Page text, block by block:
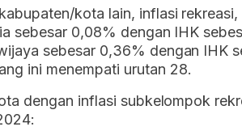
kota lain, inflasi
sebesar 0,08% dengan IHK
sebesar 0,36% dengan IHK
ini menempati urutan 28.
dengan inflasi subkelompok